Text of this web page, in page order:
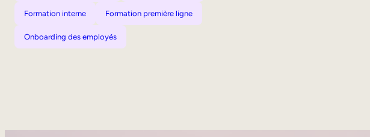
Formation interne Formation première ligne
Onboarding des employés